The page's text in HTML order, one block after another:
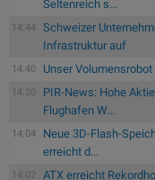
Seltenreich s...
14:44
Schweizer
Infrastruktur auf
14:40 Unser
14:20
PIR-News: Hohe
Flughafen W...
14:04
Neue 3D-Flash-
erreicht d...
14:02
ATX erreicht